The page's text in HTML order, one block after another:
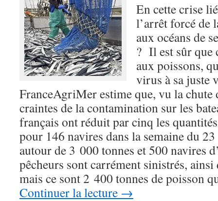
En cette crise
l’arrêt forcé de
aux océans de
? Il est sûr que
aux poissons,
virus à sa juste
FranceAgriMer estime que, vu la chute
craintes de la contamination sur les
français ont réduit par cinq les
pour 146 navires dans la semaine du
autour de 3 000 tonnes et 500 navires
pêcheurs sont carrément sinistrés,
mais ce sont 2 400 tonnes de poisson
Continuer la lecture →